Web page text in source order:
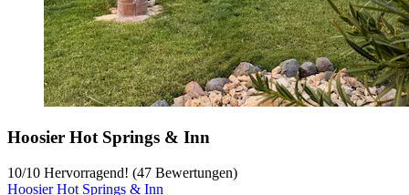
Hoosier Hot Springs & Inn
10/10 Hervorragend! (47 Bewertungen)
Hoosier Hot Springs & Inn